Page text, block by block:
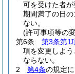
可を受けた者
期間満了の日
ない。
(許可事項等の
第6条
第3条第1
項を変更しよ
ならない。
2
第4条の規定